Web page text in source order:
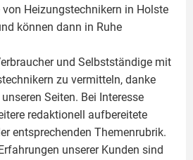
Heizungstechnikern in Holste
können dann in Ruhe
und Selbstständige mit
zu vermitteln, danke
Seiten. Bei Interesse
redaktionell aufbereitete
entsprechenden Themenrubrik.
unserer Kunden sind